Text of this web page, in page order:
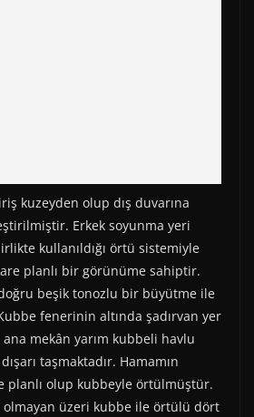
kuzeyden olup dış duvarına
Erkek soyunma yeri
kullanıldığı örtü sistemiyle
planlı bir görünüme sahiptir.
beşik tonozlu bir büyütme ile
fenerinin altında şadırvan yer
mekân yarım kubbeli havlu
taşmaktadır. Hamamın
planlı olup kubbeyle örtülmüştür.
olmayan üzeri kubbe ile örtülü dört